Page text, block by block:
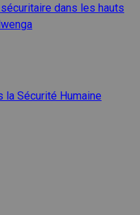
dans les hauts